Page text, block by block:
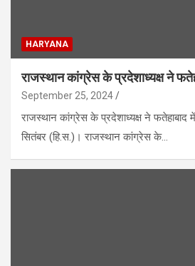
HARYANA
राजस्थान कांग्रेस के प्रदेशाध्यक्ष ने
September 25, 2024
राजस्थान कांग्रेस के प्रदेशाध्यक्ष ने फतेहाबाद
सितंबर (हि.स.)। राजस्थान कांग्रेस के…